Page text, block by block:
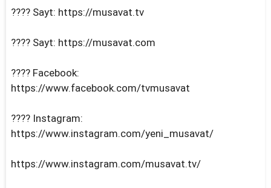
???? Sayt: https://musavat.tv
???? Sayt: https://musavat.com
???? Facebook:
https://www.facebook.com/tvmusavat
???? Instagram:
https://www.instagram.com/yeni_musavat/
https://www.instagram.com/musavat.tv/